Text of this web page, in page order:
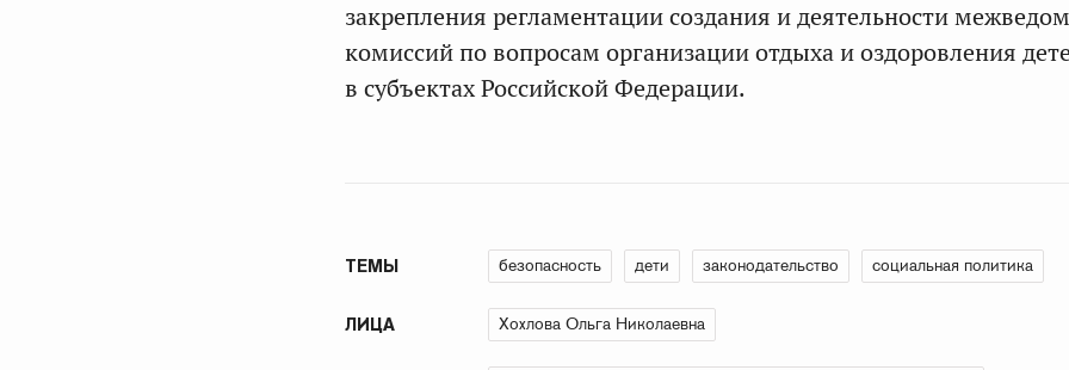
закрепления регламентации создания и деятельности
комиссий по вопросам организации отдыха и оздоровления
в субъектах Российской Федерации.
ТЕМЫ безопасность дети законодательство социальная политика
ЛИЦА Хохлова Ольга Николаевна